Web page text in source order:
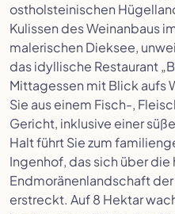
ostholsteinischen
Kulissen des Weinanbaus
malerischen Dieksee,
das idyllische Restaurant
Mittagessen mit Blick aufs
Sie aus einem Fisch-,
Gericht, inklusive einer
Halt führt Sie zum
Ingenhof, das sich über
Endmoränenlandschaft
erstreckt. Auf 8 Hektar